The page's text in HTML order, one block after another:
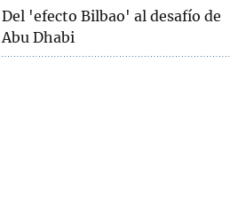
Del 'efecto Bilbao' al desafío de
Abu Dhabi